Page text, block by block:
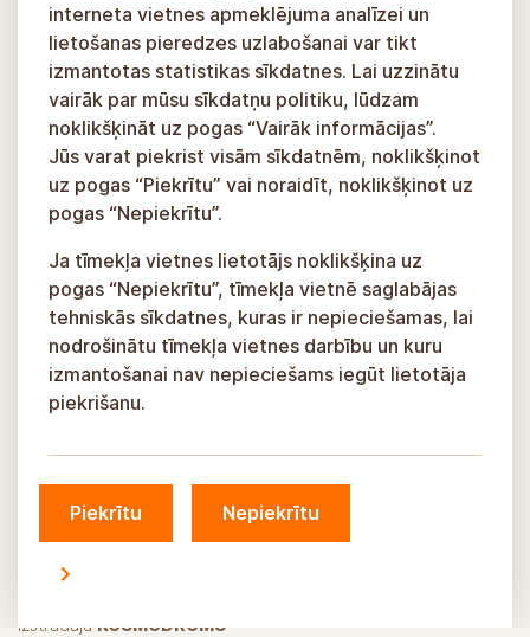
Izstrādāja KOSMODROMS
interneta vietnes apmeklējuma analīzei un
lietošanas pieredzes uzlabošanai var tikt
izmantotas statistikas sīkdatnes. Lai uzzinātu
vairāk par mūsu sīkdatņu politiku, lūdzam
noklikšķināt uz pogas “Vairāk informācijas”.
Jūs varat piekrist visām sīkdatnēm, noklikšķinot
uz pogas “Piekrītu” vai noraidīt, noklikšķinot uz
pogas “Nepiekrītu”.
Ja tīmekļa vietnes lietotājs noklikšķina uz
pogas “Nepiekrītu”, tīmekļa vietnē saglabājas
tehniskās sīkdatnes, kuras ir nepieciešamas, lai
nodrošinātu tīmekļa vietnes darbību un kuru
izmantošanai nav nepieciešams iegūt lietotāja
piekrišanu.
Piekrītu Nepiekrītu